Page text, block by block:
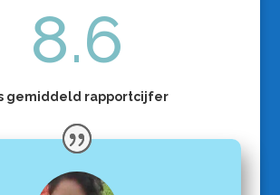
8.6
gemiddeld rapportcijfer